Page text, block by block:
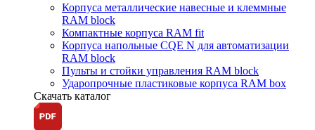
Корпуса металлические навесные и клеммные
RAM block
Компактные корпуса RAM fit
Корпуса напольные CQE N для автоматизации
RAM block
Пульты и стойки управления RAM block
Ударопрочные пластиковые корпуса RAM box
Скачать каталог